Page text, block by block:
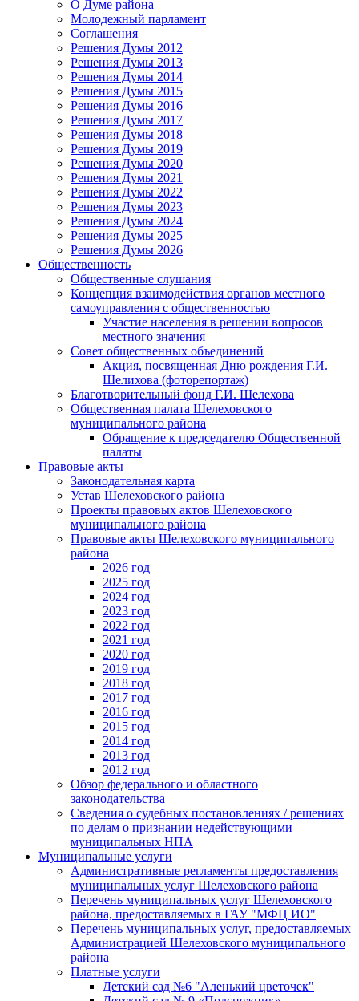
О Думе района
Молодежный парламент
Соглашения
Решения Думы 2012
Решения Думы 2013
Решения Думы 2014
Решения Думы 2015
Решения Думы 2016
Решения Думы 2017
Решения Думы 2018
Решения Думы 2019
Решения Думы 2020
Решения Думы 2021
Решения Думы 2022
Решения Думы 2023
Решения Думы 2024
Решения Думы 2025
Решения Думы 2026
Общественность
Общественные слушания
Концепция взаимодействия органов местного
самоуправления с общественностью
Участие населения в решении вопросов
местного значения
Совет общественных объединений
Акция, посвященная Дню рождения Г.И.
Шелихова (фоторепортаж)
Благотворительный фонд Г.И. Шелехова
Общественная палата Шелеховского
муниципального района
Обращение к председателю Общественной
палаты
Правовые акты
Законодательная карта
Устав Шелеховского района
Проекты правовых актов Шелеховского
муниципального района
Правовые акты Шелеховского муниципального
района
2026 год
2025 год
2024 год
2023 год
2022 год
2021 год
2020 год
2019 год
2018 год
2017 год
2016 год
2015 год
2014 год
2013 год
2012 год
Обзор федерального и областного
законодательства
Сведения о судебных постановлениях / решениях
по делам о признании недействующими
муниципальных НПА
Муниципальные услуги
Административные регламенты предоставления
муниципальных услуг Шелеховского района
Перечень муниципальных услуг Шелеховского
района, предоставляемых в ГАУ "МФЦ ИО"
Перечень муниципальных услуг, предоставляемых
Администрацией Шелеховского муниципального
района
Платные услуги
Детский сад №6 "Аленький цветочек"